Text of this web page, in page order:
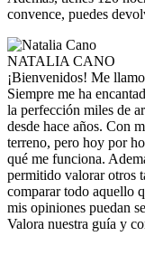
convence, puedes
NATALIA CANO
¡Bienvenidos! Me
Siempre me ha
la perfección miles de
desde hace años. Con
terreno, pero hoy por
qué me funciona.
permitido valorar otros
comparar todo aquello
mis opiniones puedan
Valora nuestra guía y